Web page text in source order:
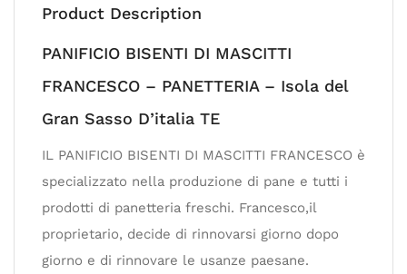
Product Description
PANIFICIO BISENTI DI MASCITTI
FRANCESCO – PANETTERIA – Isola del
Gran Sasso D’italia TE
IL PANIFICIO BISENTI DI MASCITTI FRANCESCO è
specializzato nella produzione di pane e tutti i
prodotti di panetteria freschi. Francesco,il
proprietario, decide di rinnovarsi giorno dopo
giorno e di rinnovare le usanze paesane.